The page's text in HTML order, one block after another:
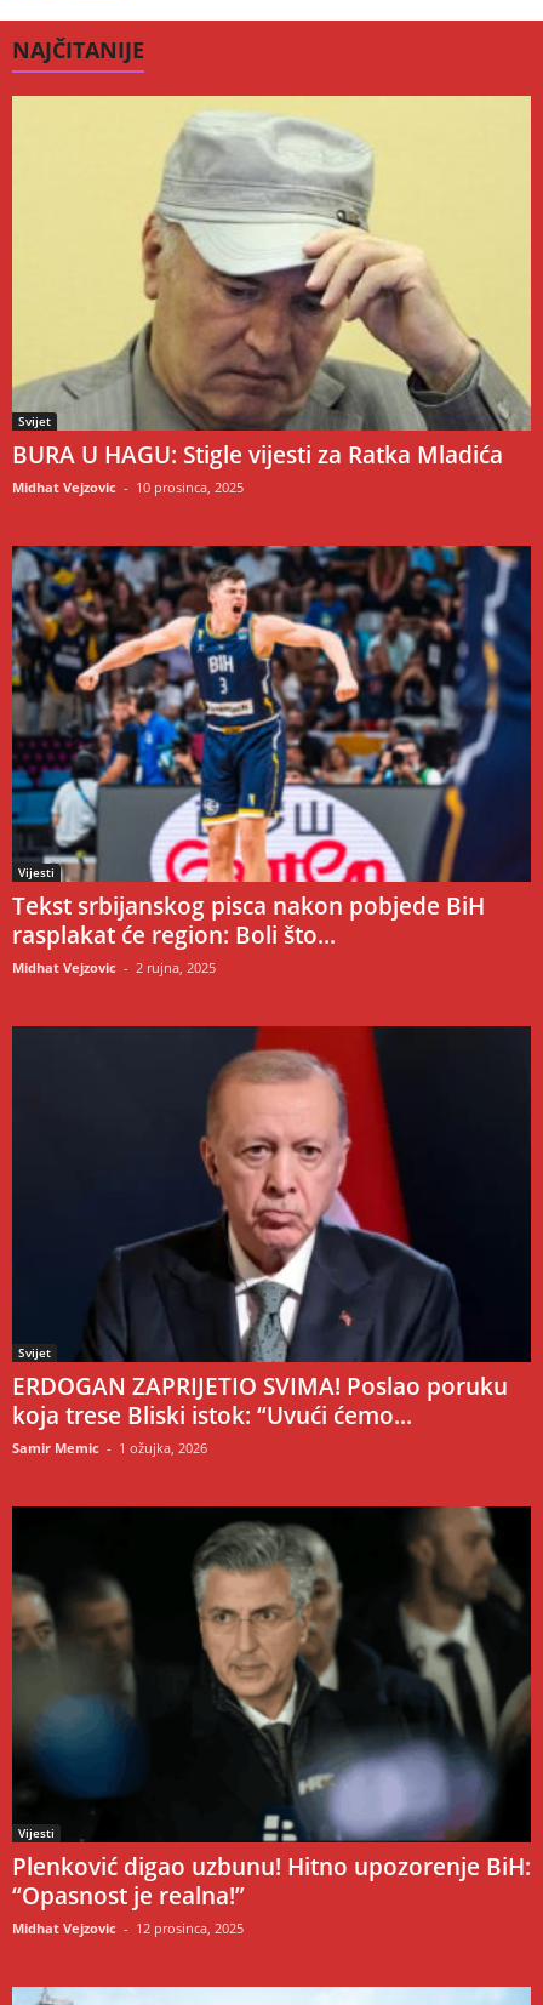
NAJČITANIJE
Svijet
BURA U HAGU: Stigle vijesti za Ratka Mladića
Midhat Vejzovic - 10 prosinca, 2025
Vijesti
Tekst srbijanskog pisca nakon pobjede BiH
rasplakat će region: Boli što...
Midhat Vejzovic - 2 rujna, 2025
Svijet
ERDOGAN ZAPRIJETIO SVIMA! Poslao poruku
koja trese Bliski istok: “Uvući ćemo...
Samir Memic - 1 ožujka, 2026
Vijesti
Plenković digao uzbunu! Hitno upozorenje BiH:
“Opasnost je realna!”
Midhat Vejzovic - 12 prosinca, 2025